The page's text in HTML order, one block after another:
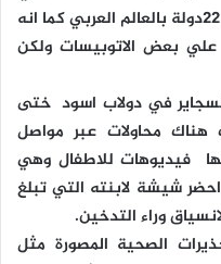
شهر رمضان الكريم والتى تعرض في 22دولة بالعالم العربي كما انه
علي بعض الاتوبيسات ولكن
في دولاب اسود ختى
هناك محاولات عبر مواصل
فيديوهات للاطفال وهي
شيشة لابنته التي تبلغ
الصحية المصورة مثل